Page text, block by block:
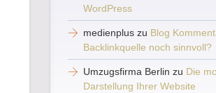
WordPress
medienplus zu Blog
Backlinkquelle noch sinnvoll?
Umzugsfirma Berlin zu Die
Darstellung Ihrer Website